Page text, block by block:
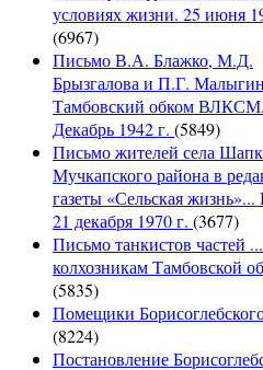
условиях жизни. 25 июня
(6967)
Письмо В.А. Блажко, М.Д.
Брызгалова и П.Г.
Тамбовский обком ВЛКСМ.
Декабрь 1942 г. (5849)
Письмо жителей села
Мучкапского района в
газеты «Сельская жизнь»...
21 декабря 1970 г. (3677)
Письмо танкистов частей ...
колхозникам Тамбовской
(5835)
Помещики
(8224)
Постановление